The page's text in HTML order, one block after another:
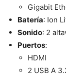
Gigabit
Batería: Ion
Sonido: 2
Puertos:
HDMI
2 USB A